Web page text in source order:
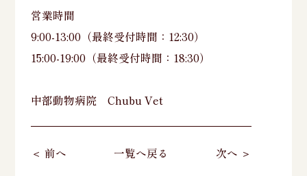
営業時間
9:00-13:00（最終受付時間：12:30）
15:00-19:00（最終受付時間：18:30）
中部動物病院 Chubu Vet
＜ 前へ 一覧へ戻る 次へ ＞